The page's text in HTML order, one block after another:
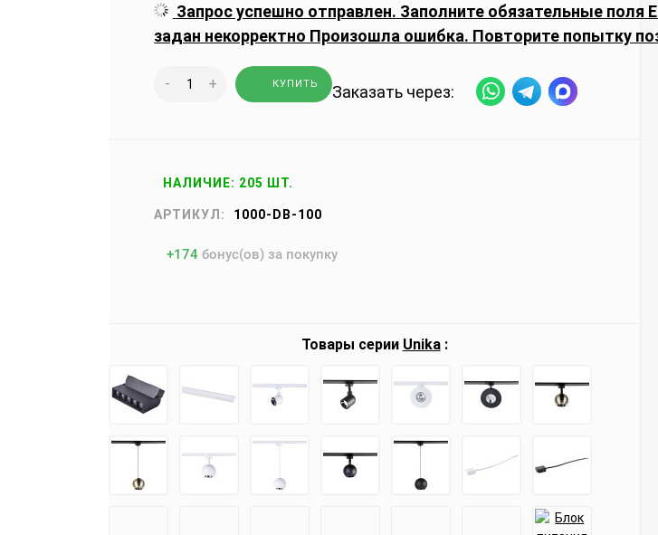
Запрос успешно отправлен. Заполните обязательные поля
задан некорректно Произошла ошибка. Повторите попытку
- + КУПИТЬ Заказать через:
НАЛИЧИЕ: 205 ШТ.
АРТИКУЛ: 1000-DB-100
+174 бонус(ов) за покупку
Товары серии Unika: